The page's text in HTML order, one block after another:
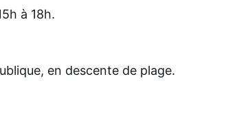
à 18h.
en descente de plage.